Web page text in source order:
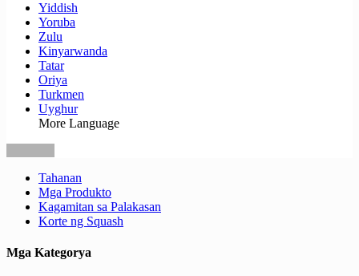
Yiddish
Yoruba
Zulu
Kinyarwanda
Tatar
Oriya
Turkmen
Uyghur
More Language
Tahanan
Mga Produkto
Kagamitan sa Palakasan
Korte ng Squash
Mga Kategorya